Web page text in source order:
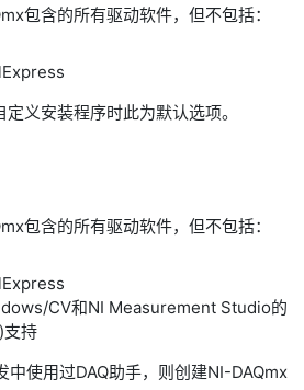
包含的所有驱动软件，但不包括：
义安装程序时此为默认选项。
包含的所有驱动软件，但不包括：
CV和NI Measurement Studio的
支持
中使用过DAQ助手，则创建NI-DAQmx